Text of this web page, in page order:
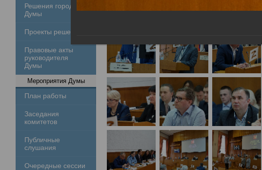
Решения городской
Думы
Проекты решений
Правовые акты
руководителя
Думы
Мероприятия Думы
План работы
Заседания
комитетов
Публичные
слушания
Очередные сессии